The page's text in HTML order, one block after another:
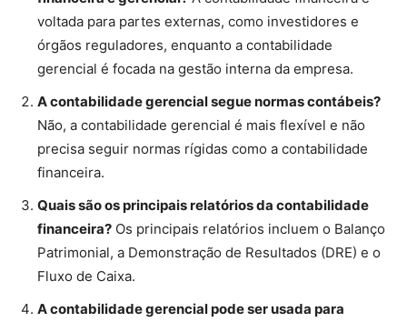
voltada para partes externas, como investidores e
órgãos reguladores, enquanto a contabilidade
gerencial é focada na gestão interna da empresa.
A contabilidade gerencial segue normas contábeis?
Não, a contabilidade gerencial é mais flexível e não
precisa seguir normas rígidas como a contabilidade
financeira.
Quais são os principais relatórios da contabilidade
financeira? Os principais relatórios incluem o Balanço
Patrimonial, a Demonstração de Resultados (DRE) e o
Fluxo de Caixa.
A contabilidade gerencial pode ser usada para